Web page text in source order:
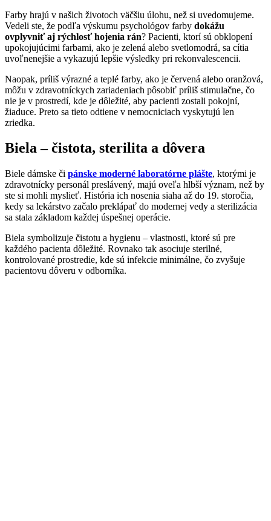
Farby hrajú v našich životoch väčšiu úlohu, než si uvedomujeme.
Vedeli ste, že podľa výskumu psychológov farby dokážu
ovplyvniť aj rýchlosť hojenia rán? Pacienti, ktorí sú obklopení
upokojujúcimi farbami, ako je zelená alebo svetlomodrá, sa cítia
uvoľnenejšie a vykazujú lepšie výsledky pri rekonvalescencii.
Naopak, príliš výrazné a teplé farby, ako je červená alebo oranžová,
môžu v zdravotníckych zariadeniach pôsobiť príliš stimulačne, čo
nie je v prostredí, kde je dôležité, aby pacienti zostali pokojní,
žiaduce. Preto sa tieto odtiene v nemocniciach vyskytujú len
zriedka.
Biela – čistota, sterilita a dôvera
Biele dámske či pánske moderné laboratórne plášte, ktorými je
zdravotnícky personál preslávený, majú oveľa hlbší význam, než by
ste si mohli myslieť. História ich nosenia siaha až do 19. storočia,
kedy sa lekárstvo začalo preklápať do modernej vedy a sterilizácia
sa stala základom každej úspešnej operácie.
Biela symbolizuje čistotu a hygienu – vlastnosti, ktoré sú pre
každého pacienta dôležité. Rovnako tak asociuje sterilné,
kontrolované prostredie, kde sú infekcie minimálne, čo zvyšuje
pacientovu dôveru v odborníka.